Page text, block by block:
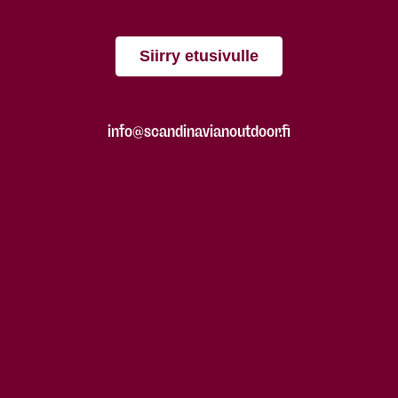
Siirry etusivulle
info@scandinavianoutdoor.fi